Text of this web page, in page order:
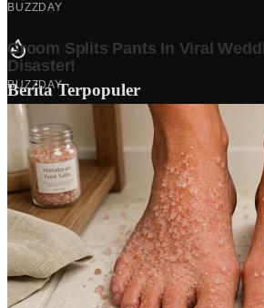
Berita Terpopuler
Surat Somasi Penyerobotan Tanah
Dengan Penjelasannya!
Tech· 2 years ago